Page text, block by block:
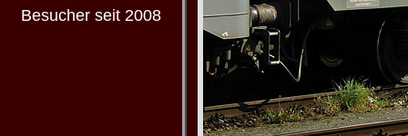
Besucher seit 2008